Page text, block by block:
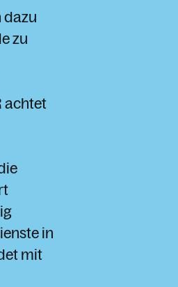
dazu
zu
achtet
in
mit